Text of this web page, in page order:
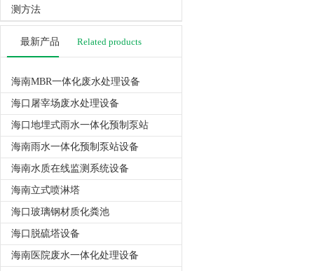
测方法
最新产品 Related products
海南MBR一体化废水处理设备
海口屠宰场废水处理设备
海口地埋式雨水一体化预制泵站
海南雨水一体化预制泵站设备
海南水质在线监测系统设备
海南立式喷淋塔
海口玻璃钢材质化粪池
海口脱硫塔设备
海南医院废水一体化处理设备